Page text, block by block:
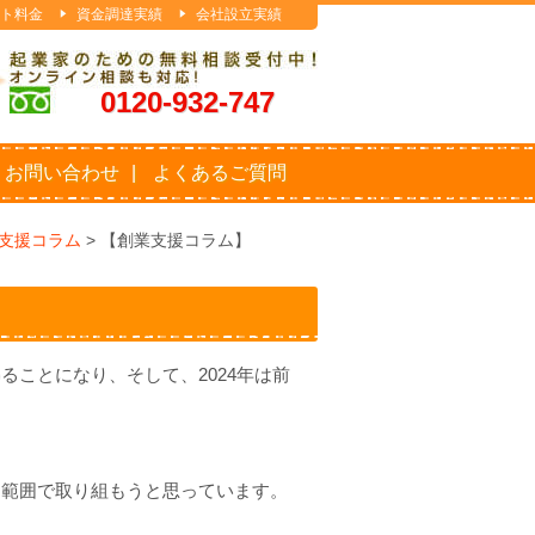
0120-932-747
料金 資金調達実績 会社設立実績
お問い合わせ よくあるご質問
援コラム >
【創業支援コラム】
ことになり、そして、 2024年は前
囲で取り組もうと思っています。